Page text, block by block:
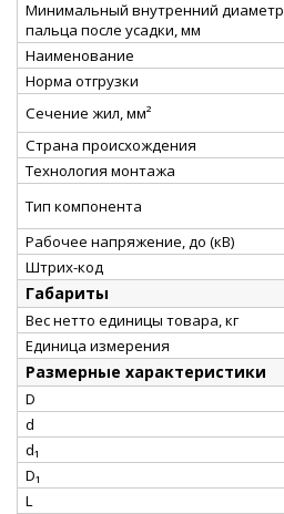
Минимальный внутренний диаметр
пальца после усадки, мм
Наименование
Норма отгрузки
Сечение жил, мм²
Страна происхождения
Технология монтажа
Тип компонента
Рабочее напряжение, до (кВ)
Штрих-код
Габариты
Вес нетто единицы товара, кг
Единица измерения
Размерные характеристики
D
d
d₁
D₁
L